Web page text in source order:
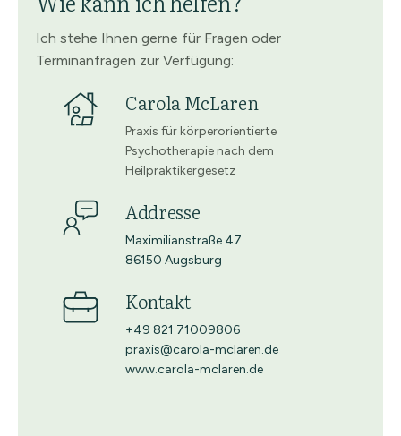
Ich stehe Ihnen gerne für Fragen oder
Terminanfragen zur Verfügung:
Carola McLaren
Praxis für körperorientierte
Psychotherapie nach dem
Heilpraktikergesetz
Addresse
Maximilianstraße 47
86150 Augsburg
Kontakt
+49 821 71009806
praxis@carola-mclaren.de
www.carola-mclaren.de